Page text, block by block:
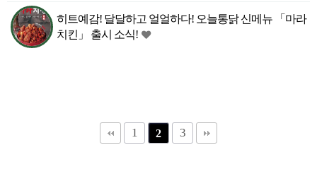
히트예감! 달달하고 얼얼하다! 오늘통닭 신메뉴 「마라
치킨」 출시 소식!
1 2 3